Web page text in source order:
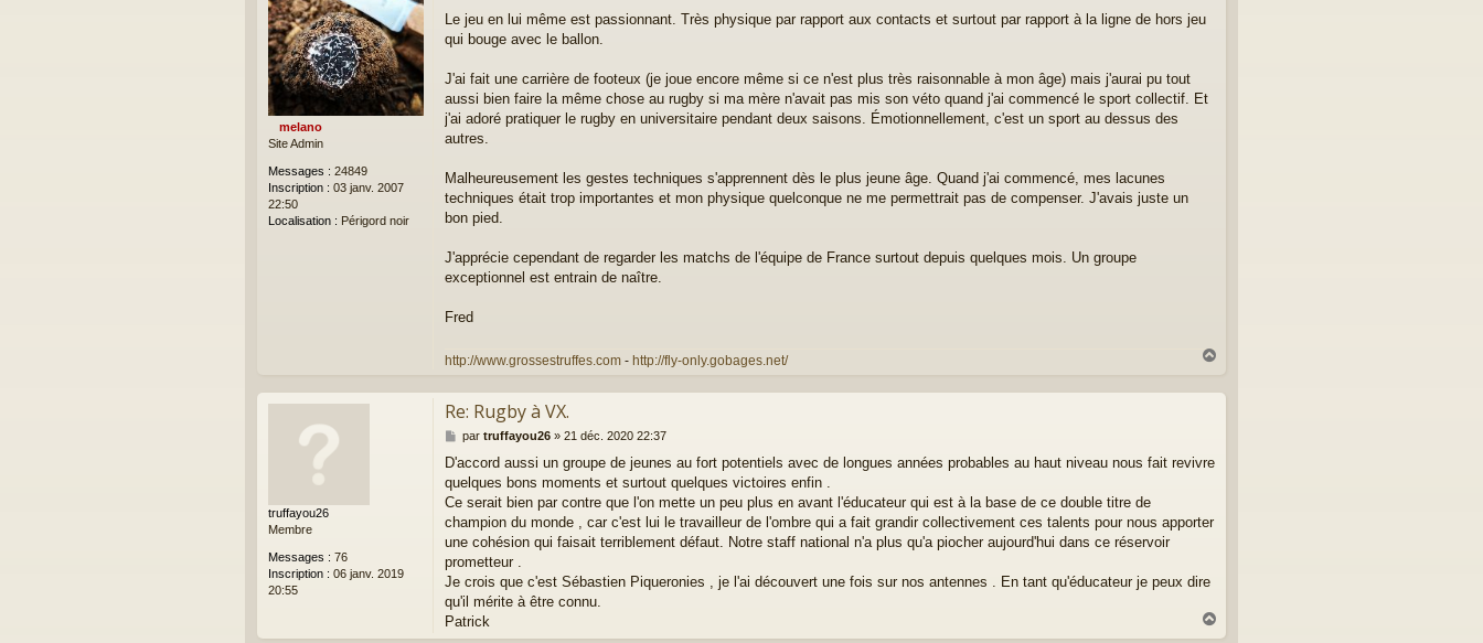
melano
Site Admin
Messages : 24849
Inscription : 03 janv. 2007
22:50
Localisation : Périgord noir
s
s
g
Le jeu en lui même est passionnant. Très physique par rapport aux contacts et surtout par rapport à la ligne de hors jeu
qui bouge avec le ballon.
J'ai fait une carrière de footeux (je joue encore même si ce n'est plus très raisonnable à mon âge) mais j'aurai pu tout
aussi bien faire la même chose au rugby si ma mère n'avait pas mis son véto quand j'ai commencé le sport collectif. Et
j'ai adoré pratiquer le rugby en universitaire pendant deux saisons. Émotionnellement, c'est un sport au dessus des
autres.
Malheureusement les gestes techniques s'apprennent dès le plus jeune âge. Quand j'ai commencé, mes lacunes
techniques était trop importantes et mon physique quelconque ne me permettrait pas de compenser. J'avais juste un
bon pied.
J'apprécie cependant de regarder les matchs de l'équipe de France surtout depuis quelques mois. Un groupe
exceptionnel est entrain de naître.
Fred
http://www.grossestruffes.com - http://fly-only.gobages.net/
u
truffayou26
Membre
Messages : 76
Inscription : 06 janv. 2019
20:55
Re: Rugby à VX.
M
s
s
a
g
par truffayou26» 21 déc. 2020 22:37
D'accord aussi un groupe de jeunes au fort potentiels avec de longues années probables au haut niveau nous fait revivre
quelques bons moments et surtout quelques victoires enfin .
Ce serait bien par contre que l'on mette un peu plus en avant l'éducateur qui est à la base de ce double titre de
champion du monde , car c'est lui le travailleur de l'ombre qui a fait grandir collectivement ces talents pour nous apporter
une cohésion qui faisait terriblement défaut. Notre staff national n'a plus qu'a piocher aujourd'hui dans ce réservoir
prometteur .
Je crois que c'est Sébastien Piqueronies , je l'ai découvert une fois sur nos antennes . En tant qu'éducateur je peux dire
qu'il mérite à être connu.
Patrick
a